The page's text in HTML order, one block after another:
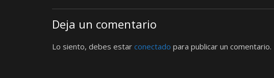
Deja un comentario
Lo siento, debes estar conectado para publicar un comentario.